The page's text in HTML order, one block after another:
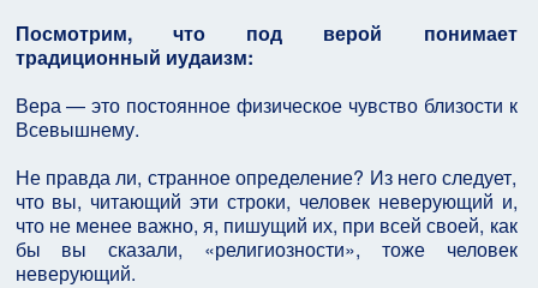
Посмотрим, что под верой понимает
традиционный иудаизм:
Вера — это постоянное физическое чувство близости к
Всевышнему.
Не правда ли, странное определение? Из него следует,
что вы, читающий эти строки, человек неверующий и,
что не менее важно, я, пишущий их, при всей своей, как
бы вы сказали, «религиозности», тоже человек
неверующий.